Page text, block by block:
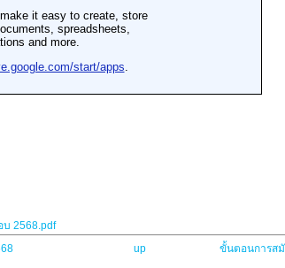
2568.pdf
up
ขั้นตอนการส